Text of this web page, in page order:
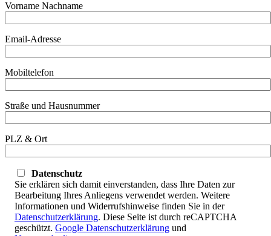
Vorname Nachname
Email-Adresse
Mobiltelefon
Straße und Hausnummer
PLZ & Ort
Datenschutz
Sie erklären sich damit einverstanden, dass Ihre Daten zur
Bearbeitung Ihres Anliegens verwendet werden. Weitere
Informationen und Widerrufshinweise finden Sie in der
Datenschutzerklärung. Diese Seite ist durch reCAPTCHA
geschützt. Google Datenschutzerklärung und